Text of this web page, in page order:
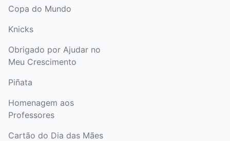
Copa do Mundo
Knicks
Obrigado por Ajudar no
Meu Crescimento
Piñata
Homenagem aos
Professores
Cartão do Dia das Mães